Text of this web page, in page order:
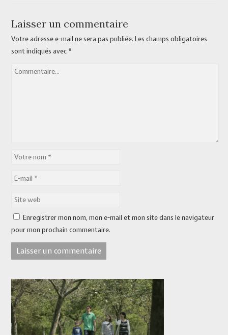
Laisser un commentaire
Votre adresse e-mail ne sera pas publiée. Les champs obligatoires
sont indiqués avec *
Enregistrer mon nom, mon e-mail et mon site dans le navigateur
pour mon prochain commentaire.